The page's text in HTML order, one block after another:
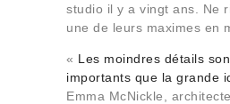
studio il y a vingt ans. Ne
une de leurs maximes en
« Les moindres détails
importants que la grande
Emma McNickle,